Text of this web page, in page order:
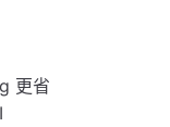
更省